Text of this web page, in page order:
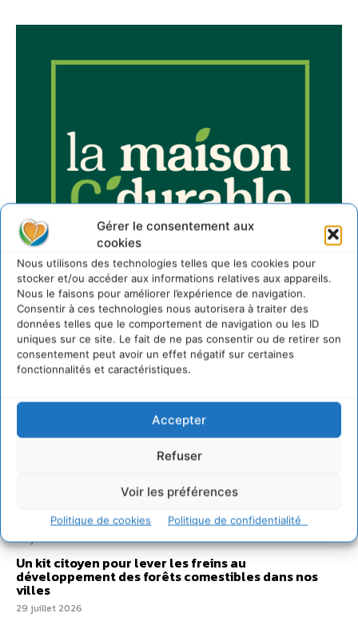
Gérer le consentement aux
cookies
Nous utilisons des technologies telles que les cookies pour
stocker et/ou accéder aux informations relatives aux appareils.
Nous le faisons pour améliorer l’expérience de navigation.
Consentir à ces technologies nous autorisera à traiter des
données telles que le comportement de navigation ou les ID
uniques sur ce site. Le fait de ne pas consentir ou de retirer son
consentement peut avoir un effet négatif sur certaines
fonctionnalités et caractéristiques.
Accepter
Refuser
Voir les préférences
Politique de cookies Politique de confidentialité
Sur Cdurable
Comment le sol français a perdu sa mémoire
hydrique et déréglé tout le territoire (2020-2026)
non humaines avec les communs de Zoepolis
30 juillet 2026
Un kit citoyen pour lever les freins au
développement des forêts comestibles dans nos
villes
29 juillet 2026